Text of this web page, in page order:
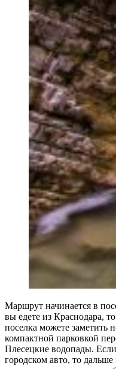
Маршрут начинается в
вы едете из Краснодара,
поселка можете заметить
компактной парковкой
Плесецкие водопады.
городском авто, то